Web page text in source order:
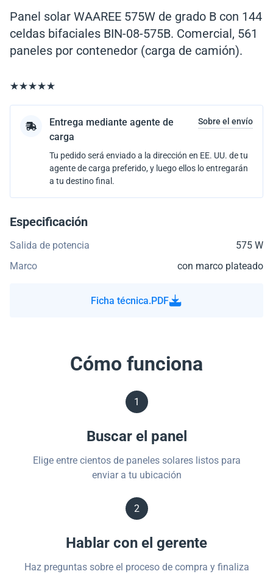
Panel solar WAAREE 575W de grado B con 144
celdas bifaciales BIN-08-575B. Comercial, 561
paneles por contenedor (carga de camión).
Entrega mediante agente de
carga
Sobre el envío
Tu pedido será enviado a la dirección en EE. UU. de tu
agente de carga preferido, y luego ellos lo entregarán
a tu destino final.
Especificación
Salida de potencia
575 W
Marco
con marco plateado
Ficha técnica.PDF
Cómo funciona
1
Buscar el panel
Elige entre cientos de paneles solares listos para
enviar a tu ubicación
2
Hablar con el gerente
Haz preguntas sobre el proceso de compra y finaliza